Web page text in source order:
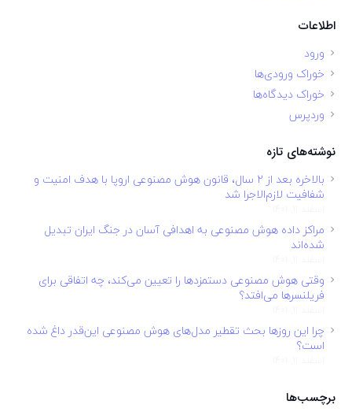
اطلاعات
ورود
خوراک ورودی‌ها
خوراک دیدگاه‌ها
وردپرس
نوشته‌های تازه
بالاخره بعد از ۲ سال، قانون هوش مصنوعی اروپا با هدف امنیت و
شفافیت لازم‌الاجرا شد
مراکز داده هوش مصنوعی به اهدافی آسان در جنگ ایران تبدیل
شده‌اند
وقتی هوش مصنوعی دستمزدها را تعیین می‌کند، چه اتفاقی برای
فریلنسرها می‌افتد؟
چرا این روزها بحث تقطیر مدل‌های هوش مصنوعی این‌قدر داغ شده
است؟
برچسب‌ها